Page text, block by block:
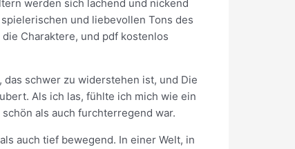
werden sich lachend und nickend
und liebevollen Tons des
Charaktere, und pdf kostenlos
schwer zu widerstehen ist, und Die
Als ich las, fühlte ich mich wie ein
als auch furchterregend war.
auch tief bewegend. In einer Welt, in